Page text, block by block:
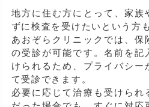
地方に住む方にとって、家族
ずに検査を受けたいという方
あおぞらクリニックでは、
の受診が可能です。名前を記
けられるため、プライバシー
て受診できます。
必要に応じて治療も受けられ